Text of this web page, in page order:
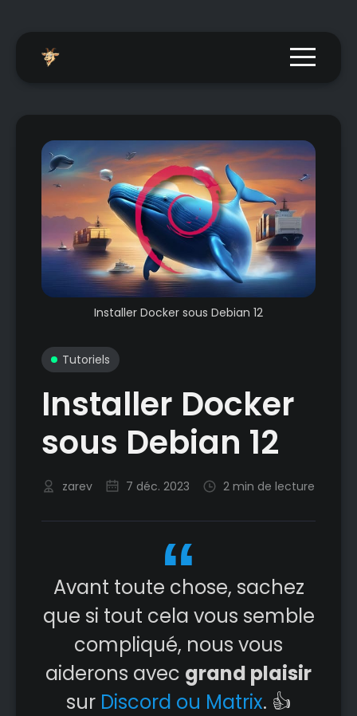
Menu
Installer Docker sous Debian 12
Tutoriels
Installer Docker
sous Debian 12
zarev 7 déc. 2023 2 min de lecture
Avant toute chose, sachez
que si tout cela vous semble
compliqué, nous vous
aiderons avec grand plaisir
sur Discord ou Matrix. 👍